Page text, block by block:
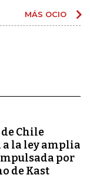
MÁS OCIO
Chile
a la ley amplia
por
de Kast